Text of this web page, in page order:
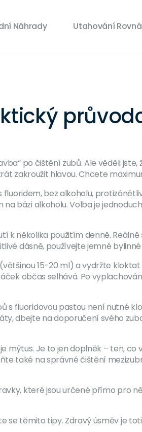
Náhrady Utahování
po čištění zubů. Ale věděli
zakroužit hlavou. Chcete
bez alkoholu,
bázi alkoholu. Volba je
několika použitím denně.
dásně, používejte jemné
15-20 ml) a vydržte
občas selhává. Po
s fluoridovou pastou není nutné
dbejte na doporučení svého
mýtus. Je to jen doplněk – ten,
také na správné čištění
které jsou určené přímo pro
těmito tipy. Zdravý úsměv je